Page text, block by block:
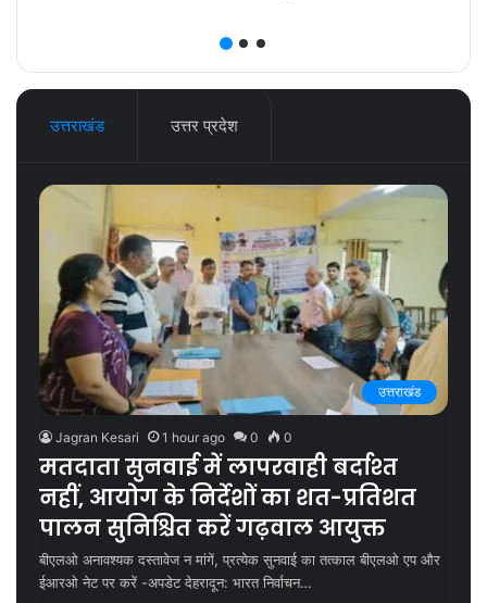
उत्तराखंड उत्तर प्रदेश
उत्तराखंड
Jagran Kesari 1 hour ago 0 0
मतदाता सुनवाई में लापरवाही बर्दाश्त
नहीं, आयोग के निर्देशों का शत-प्रतिशत
पालन सुनिश्चित करें गढ़वाल आयुक्त
बीएलओ अनावश्यक दस्तावेज न मांगें, प्रत्येक सुनवाई का तत्काल बीएलओ एप और
ईआरओ नेट पर करें -अपडेट देहरादून: भारत निर्वाचन…